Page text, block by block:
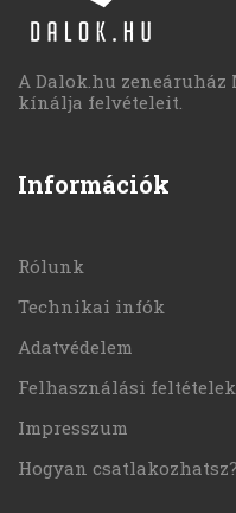
A Dalok.hu zeneáruház
kínálja felvételeit.
Információk
Rólunk
Technikai infók
Adatvédelem
Felhasználási feltételek
Impresszum
Hogyan csatlakozhatsz?